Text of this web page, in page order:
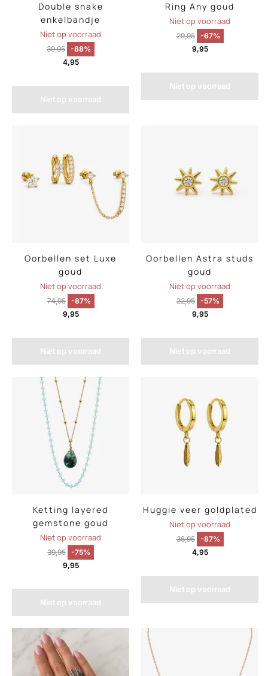
Double snake
enkelbandje
Niet op voorraad
39,95 -88%
4,95
Niet op voorraad
Ring Any goud
Niet op voorraad
29,95
-67%
9,95
Niet op voorraad
Oorbellen set Luxe
goud
Niet op voorraad
74,95
-87%
9,95
Niet op voorraad
Oorbellen Astra studs
goud
Niet op voorraad
22,95 -57%
9,95
Niet op voorraad
Ketting layered
gemstone goud
Niet op voorraad
39,95 -75%
9,95
Niet op voorraad
Huggie veer goldplated
Niet op voorraad
36,95
-87%
4,95
Niet op voorraad